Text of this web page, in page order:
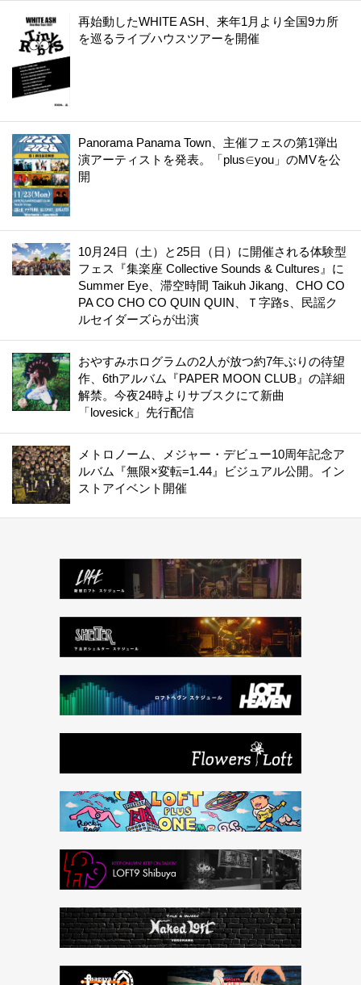
再始動したWHITE ASH、来年1月より全国9カ所
を巡るライブハウスツアーを開催
Panorama Panama Town、主催フェスの第1弾出
演アーティストを発表。「plus∈you」のMVを公
開
10月24日（土）と25日（日）に開催される体験型
フェス『集楽座 Collective Sounds & Cultures』に
Summer Eye、滞空時間 Taikuh Jikang、CHO CO
PA CO CHO CO QUIN QUIN、Ｔ字路s、民謡ク
ルセイダーズらが出演
おやすみホログラムの2人が放つ約7年ぶりの待望
作、6thアルバム『PAPER MOON CLUB』の詳細
解禁。今夜24時よりサブスクにて新曲
「lovesick」先行配信
メトロノーム、メジャー・デビュー10周年記念ア
ルバム『無限×変転=1.44』ビジュアル公開。イン
ストアイベント開催